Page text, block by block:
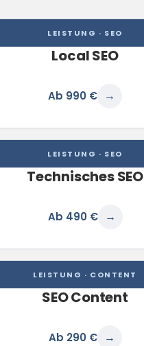
LEISTUNG · SEO
Local SEO
Ab 990 € →
LEISTUNG · SEO
Technisches SEO
Ab 490 € →
LEISTUNG · CONTENT
SEO Content
Ab 290 € →